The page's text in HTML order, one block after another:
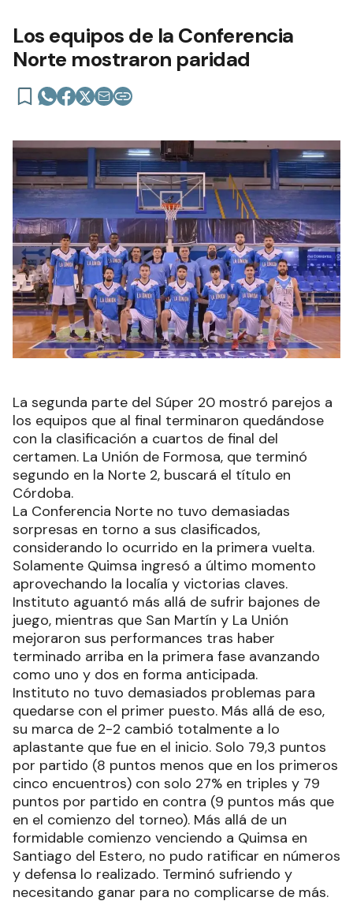
Los equipos de la Conferencia
Norte mostraron paridad
La segunda parte del Súper 20 mostró parejos a
los equipos que al final terminaron quedándose
con la clasificación a cuartos de final del
certamen. La Unión de Formosa, que terminó
segundo en la Norte 2, buscará el título en
Córdoba.
La Conferencia Norte no tuvo demasiadas
sorpresas en torno a sus clasificados,
considerando lo ocurrido en la primera vuelta.
Solamente Quimsa ingresó a último momento
aprovechando la localía y victorias claves.
Instituto aguantó más allá de sufrir bajones de
juego, mientras que San Martín y La Unión
mejoraron sus performances tras haber
terminado arriba en la primera fase avanzando
como uno y dos en forma anticipada.
Instituto no tuvo demasiados problemas para
quedarse con el primer puesto. Más allá de eso,
su marca de 2-2 cambió totalmente a lo
aplastante que fue en el inicio. Solo 79,3 puntos
por partido (8 puntos menos que en los primeros
cinco encuentros) con solo 27% en triples y 79
puntos por partido en contra (9 puntos más que
en el comienzo del torneo). Más allá de un
formidable comienzo venciendo a Quimsa en
Santiago del Estero, no pudo ratificar en números
y defensa lo realizado. Terminó sufriendo y
necesitando ganar para no complicarse de más.